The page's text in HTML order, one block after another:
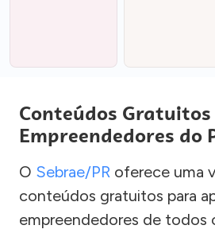
Conteúdos
Empreendedores do
O Sebrae/PR oferece uma
conteúdos gratuitos para
empreendedores de todos